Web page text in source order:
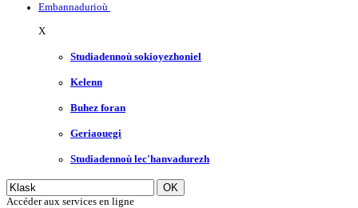
Embannadurioù
X
Studiadennoù sokioyezhoniel
Kelenn
Buhez foran
Geriaouegi
Studiadennoù lec'hanvadurezh
Accéder aux services en ligne